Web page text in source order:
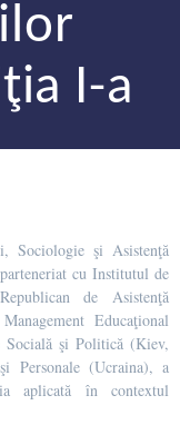
I-a
Sociologie şi Asistenţă
cu Institutul de
de Asistenţă
Educaţional
şi Politică (Kiev,
Personale (Ucraina), a
aplicată în contextul